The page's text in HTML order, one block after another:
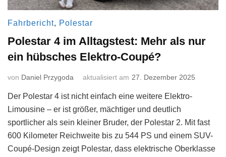
Fahrbericht, Polestar
Polestar 4 im Alltagstest: Mehr als nur
ein hübsches Elektro-Coupé?
von Daniel Przygoda aktualisiert am 27. Dezember 2025
Der Polestar 4 ist nicht einfach eine weitere Elektro-
Limousine – er ist größer, mächtiger und deutlich
sportlicher als sein kleiner Bruder, der Polestar 2. Mit fast
600 Kilometer Reichweite bis zu 544 PS und einem SUV-
Coupé-Design zeigt Polestar, dass elektrische Oberklasse